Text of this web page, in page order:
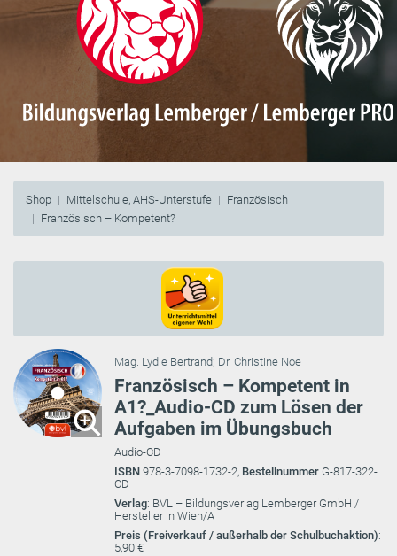
Shop Mittelschule, AHS-Unterstufe
Französisch
Französisch – Kompetent?
Mag. Lydie Bertrand; Dr. Christine Noe
Französisch – Kompetent in
A1?_Audio-CD zum Lösen der
Aufgaben im Übungsbuch
Audio-CD
ISBN 978-3-7098-1732-2, Bestellnummer G-817-322-
CD
Verlag: BVL – Bildungsverlag Lemberger GmbH /
Hersteller in Wien/A
Preis (Freiverkauf / außerhalb der Schulbuchaktion):
5,90 €